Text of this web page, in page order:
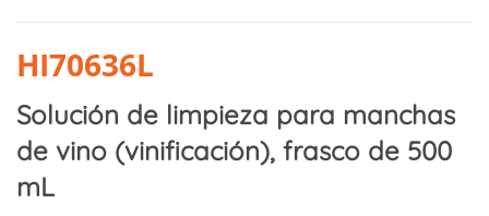
HI70636L
Solución de limpieza para manchas
de vino (vinificación), frasco de 500
mL